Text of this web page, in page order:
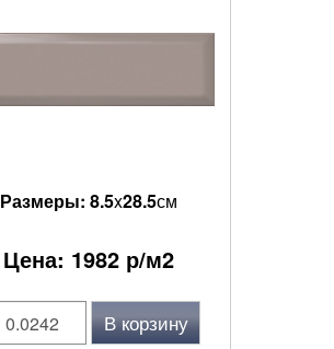
Размеры: 8.5x28.5см
Цена: 1982 р/м2
В корзину